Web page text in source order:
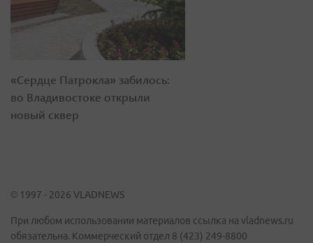
«Сердце Патрокла» забилось:
во Владивостоке открыли
новый сквер
© 1997 - 2026 VLADNEWS
При любом использовании материалов ссылка на vladnews.ru
обязательна. Коммерческий отдел 8 (423) 249-8800